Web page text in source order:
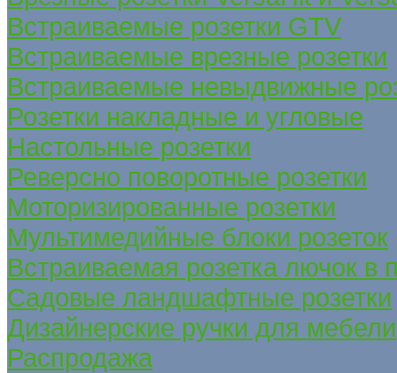
Встраиваемые розетки GTV
Встраиваемые врезные розетки
Встраиваемые невыдвижные
Розетки накладные и угловые
Настольные розетки
Реверсно поворотные розетки
Моторизированные розетки
Мультимедийные блоки розеток
Встраиваемая розетка лючок в
Садовые ландшафтные розетки
Дизайнерские ручки для мебели
Распродажа